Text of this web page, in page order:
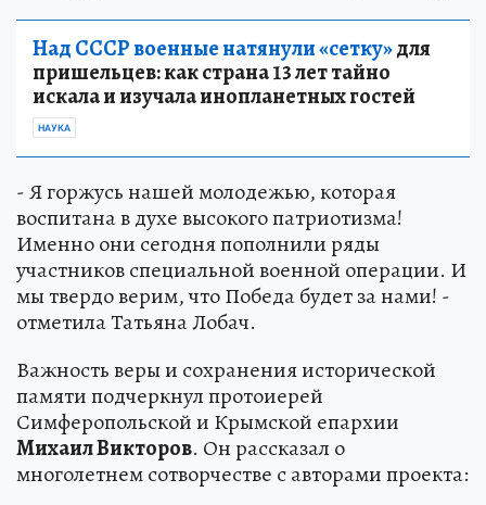
Над СССР военные натянули «сетку»для
пришельцев: как страна 13 лет тайно
искала и изучала инопланетных гостей
НАУКА
- Я горжусь нашей молодежью, которая
воспитана в духе высокого патриотизма!
Именно они сегодня пополнили ряды
участников специальной военной операции. И
мы твердо верим, что Победа будет за нами! -
отметила Татьяна Лобач.
Важность веры и сохранения исторической
памяти подчеркнул протоиерей
Симферопольской и Крымской епархии
Михаил Викторов. Он рассказал о
многолетнем сотворчестве с авторами проекта: